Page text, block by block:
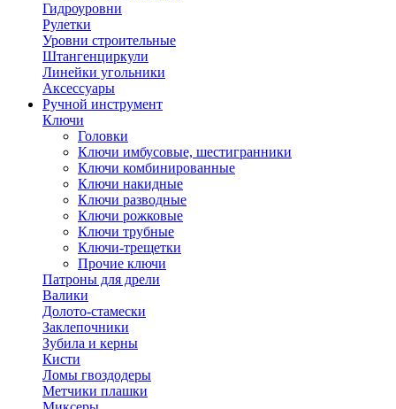
Гидроуровни
Рулетки
Уровни строительные
Штангенциркули
Линейки угольники
Аксессуары
Ручной инструмент
Ключи
Головки
Ключи имбусовые, шестигранники
Ключи комбинированные
Ключи накидные
Ключи разводные
Ключи рожковые
Ключи трубные
Ключи-трещетки
Прочие ключи
Патроны для дрели
Валики
Долото-стамески
Заклепочники
Зубила и керны
Кисти
Ломы гвоздодеры
Метчики плашки